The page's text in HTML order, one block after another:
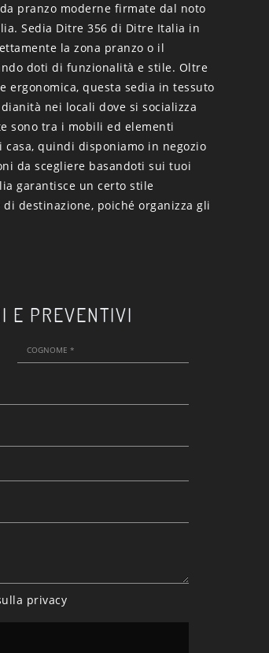
pranzo moderne firmate dal noto
Sedia Ditre 356 di Ditre Italia in
la zona pranzo o il
doti di funzionalità e stile. Oltre
ergonomica, questa sedia in tessuto
nei locali dove si socializza
sono tra i mobili ed elementi
quindi disponiamo in negozio
da scegliere basandoti sui tuoi
garantisce un certo stile
destinazione, poiché organizza gli
E PREVENTIVI
privacy